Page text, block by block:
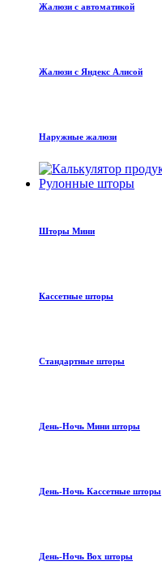
Жалюзи с автоматикой
Жалюзи с Яндекс Алисой
Наружные жалюзи
Рулонные шторы
Шторы Мини
Кассетные шторы
Стандартные шторы
День-Ночь Мини шторы
День-Ночь Кассетные шторы
День-Ночь Box шторы